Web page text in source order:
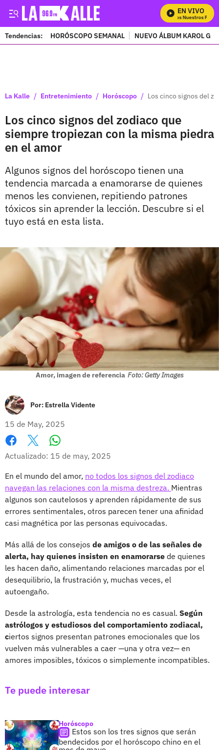
EN VIVO
Mira Todos Nuestros
Tendencias: HORÓSCOPO SEMANAL NUEVO ÁLBUM KAROL G
La Kalle / Entretenimiento / Horóscopo / Los cinco signos del
Los cinco signos del zodiaco que
siempre tropiezan con la misma piedra
en el amor
Algunos signos del horóscopo tienen una
tendencia marcada a enamorarse de quienes
menos les convienen, repitiendo patrones
tóxicos sin aprender la lección. Descubre si el
tuyo está en esta lista.
Amor, imagen de referencia Foto: Getty Images
Por: Estrella Vidente
15 de May, 2025
Facebook
X
Actualizado: 15 de may, 2025
En el mundo del amor, no todos los signos del zodiaco
navegan las relaciones con la misma destreza. Mientras
algunos son cautelosos y aprenden rápidamente de sus
errores sentimentales, otros parecen tener una afinidad
casi magnética por las personas equivocadas.
Más allá de los consejos de amigos o de las señales de
alerta, hay quienes insisten en enamorarse de quienes
les hacen daño, alimentando relaciones marcadas por el
desequilibrio, la frustración y, muchas veces, el
autoengaño.
Desde la astrología, esta tendencia no es casual. Según
astrólogos y estudiosos del comportamiento zodiacal,
ciertos signos presentan patrones emocionales que los
vuelven más vulnerables a caer —una y otra vez— en
amores imposibles, tóxicos o simplemente incompatibles.
Te puede interesar
Horóscopo
Estos son los tres signos que serán
bendecidos por el horóscopo chino en el